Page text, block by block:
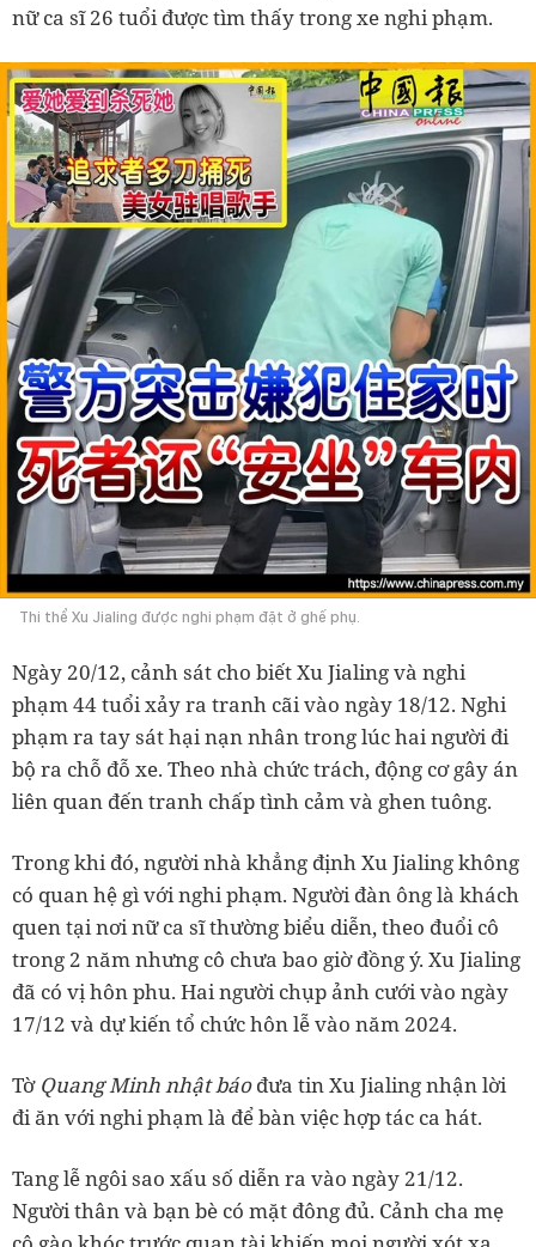
nữ ca sĩ 26 tuổi được tìm thấy trong xe nghi phạm.
Thi thể Xu Jialing được nghi phạm đặt ở ghế phụ.
Ngày 20/12, cảnh sát cho biết Xu Jialing và nghi
phạm 44 tuổi xảy ra tranh cãi vào ngày 18/12. Nghi
phạm ra tay sát hại nạn nhân trong lúc hai người đi
bộ ra chỗ đỗ xe. Theo nhà chức trách, động cơ gây án
liên quan đến tranh chấp tình cảm và ghen tuông.
Trong khi đó, người nhà khẳng định Xu Jialing không
có quan hệ gì với nghi phạm. Người đàn ông là khách
quen tại nơi nữ ca sĩ thường biểu diễn, theo đuổi cô
trong 2 năm nhưng cô chưa bao giờ đồng ý. Xu Jialing
đã có vị hôn phu. Hai người chụp ảnh cưới vào ngày
17/12 và dự kiến tổ chức hôn lễ vào năm 2024.
Tờ Quang Minh nhật báođưa tin Xu Jialing nhận lời
đi ăn với nghi phạm là để bàn việc hợp tác ca hát.
Tang lễ ngôi sao xấu số diễn ra vào ngày 21/12.
Người thân và bạn bè có mặt đông đủ. Cảnh cha mẹ